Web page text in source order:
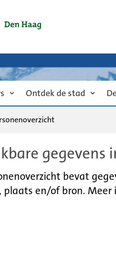
Ontdek de stad
bevat
plaats en/of bron. Meer